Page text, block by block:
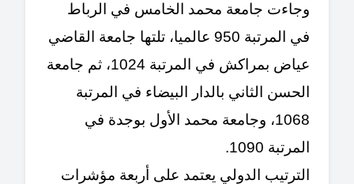
وجاءت جامعة محمد الخامس في الرباط
في المرتبة 950 عالميا، تلتها جامعة القاضي
عياض بمراكش في المرتبة 1024، ثم جامعة
الحسن الثاني بالدار البيضاء في المرتبة
1068، وجامعة محمد الأول بوجدة في
المرتبة 1090.
الترتيب الدولي يعتمد على أربعة مؤشرات